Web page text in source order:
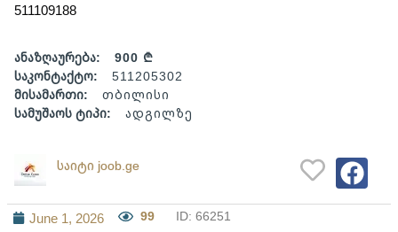
511109188
ანაზღაურება:
900 ₾
საკონტაქტო:
511205302
მისამართი:
თბილისი
სამუშაოს ტიპი:
ადგილზე
საიტი joob.ge
June 1, 2026 99 ID: 66251